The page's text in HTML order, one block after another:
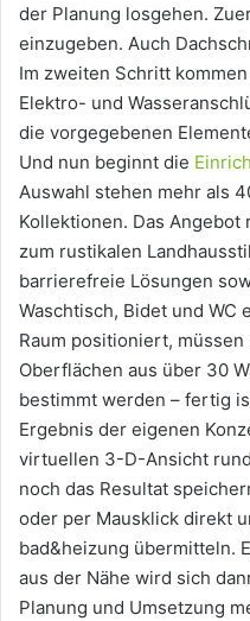
der Planung losgehen.
einzugeben. Auch
Im zweiten Schritt
Elektro- und
die vorgegebenen
Und nun beginnt die
Auswahl stehen mehr als
Kollektionen. Das
zum rustikalen
barrierefreie Lösungen
Waschtisch, Bidet und WC
Raum positioniert,
Oberflächen aus über 30
bestimmt werden – fertig
Ergebnis der eigenen
virtuellen 3-D-Ansicht
noch das Resultat
oder per Mausklick direkt
bad&heizung übermitteln.
aus der Nähe wird sich
Planung und Umsetzung